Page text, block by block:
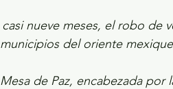
casi nueve meses, el robo de
municipios del oriente
de Paz, encabezada